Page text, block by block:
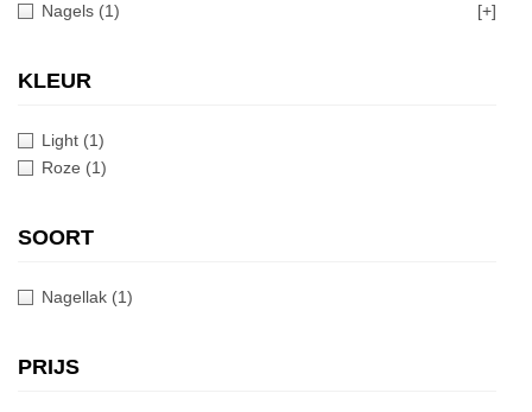
Nagels (1) [+]
KLEUR
Light (1)
Roze (1)
SOORT
Nagellak (1)
PRIJS